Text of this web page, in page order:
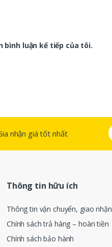
luận kế tiếp của tôi.
nhận giá tốt nhất
Thông tin hữu ích
Thông tin vận chuyển, giao nhận
Chính sách trả hàng – hoàn tiền
Chính sách bảo hành